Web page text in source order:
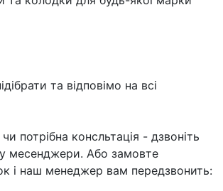
та відповімо на всі
потрібна консльтація - дзвоніть
месенджери. Або замовте
і наш менеджер вам передзвонить: